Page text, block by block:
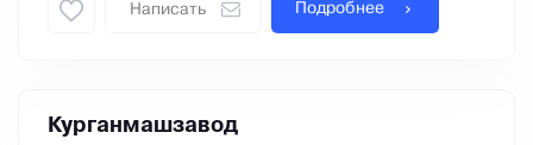
Написать Подробнее
Курганмашзавод